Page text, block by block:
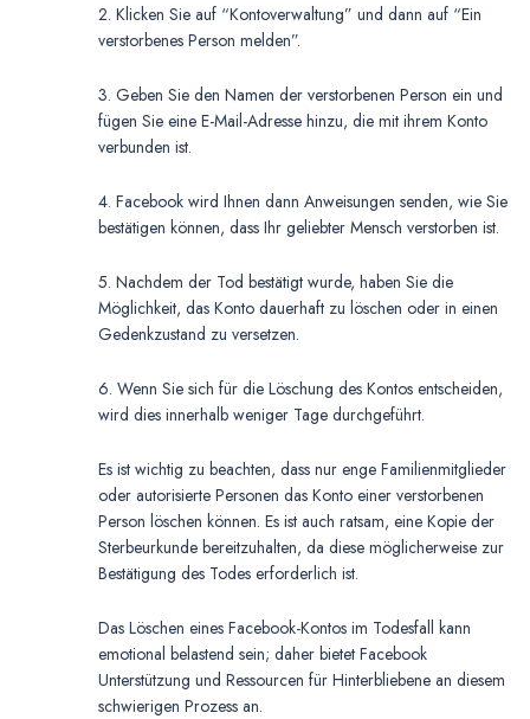
2. Klicken Sie auf “Kontoverwaltung” und dann auf “Ein
verstorbenes Person melden”.
3. Geben Sie den Namen der verstorbenen Person ein und
fügen Sie eine E-Mail-Adresse hinzu, die mit ihrem Konto
verbunden ist.
4. Facebook wird Ihnen dann Anweisungen senden, wie Sie
bestätigen können, dass Ihr geliebter Mensch verstorben ist.
5. Nachdem der Tod bestätigt wurde, haben Sie die
Möglichkeit, das Konto dauerhaft zu löschen oder in einen
Gedenkzustand zu versetzen.
6. Wenn Sie sich für die Löschung des Kontos entscheiden,
wird dies innerhalb weniger Tage durchgeführt.
Es ist wichtig zu beachten, dass nur enge Familienmitglieder
oder autorisierte Personen das Konto einer verstorbenen
Person löschen können. Es ist auch ratsam, eine Kopie der
Sterbeurkunde bereitzuhalten, da diese möglicherweise zur
Bestätigung des Todes erforderlich ist.
Das Löschen eines Facebook-Kontos im Todesfall kann
emotional belastend sein; daher bietet Facebook
Unterstützung und Ressourcen für Hinterbliebene an diesem
schwierigen Prozess an.